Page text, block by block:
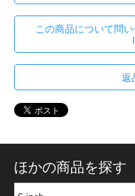
この商品について問
返
ほかの商品を探す